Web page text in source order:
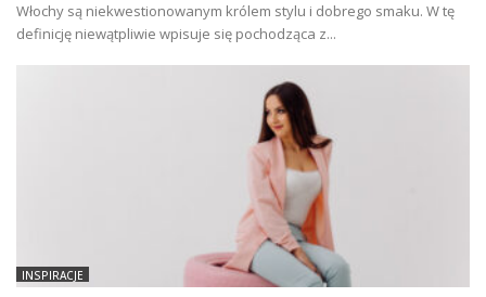
Włochy są niekwestionowanym królem stylu i dobrego smaku. W tę
definicję niewątpliwie wpisuje się pochodząca z...
INSPIRACJE